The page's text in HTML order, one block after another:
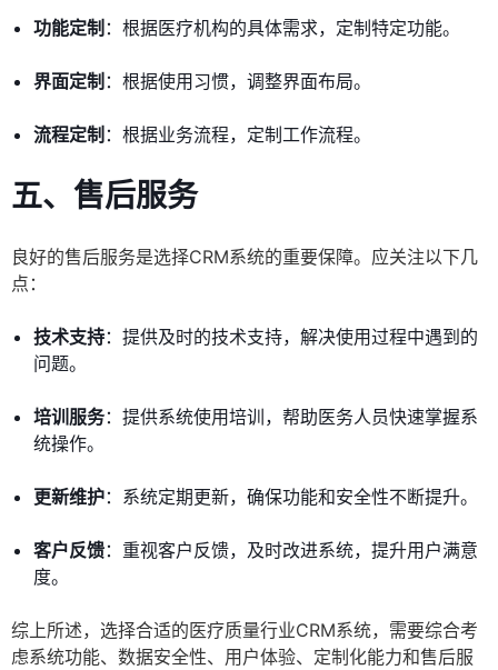
功能定制 ：根据医疗机构的具体需求，定制特定功能。
界面定制 ：根据使用习惯，调整界面布局。
流程定制 ：根据业务流程，定制工作流程。
五、售后服务
良好的售后服务是选择CRM系统的重要保障。应关注以下几
点：
技术支持：提供及时的技术支持，解决使用过程中遇到的
问题。
培训服务：提供系统使用培训，帮助医务人员快速掌握系
统操作。
更新维护：系统定期更新，确保功能和安全性不断提升。
客户反馈：重视客户反馈，及时改进系统，提升用户满意
度。
综上所述，选择合适的医疗质量行业CRM系统，需要综合考
虑系统功能、数据安全性、用户体验、定制化能力和售后服